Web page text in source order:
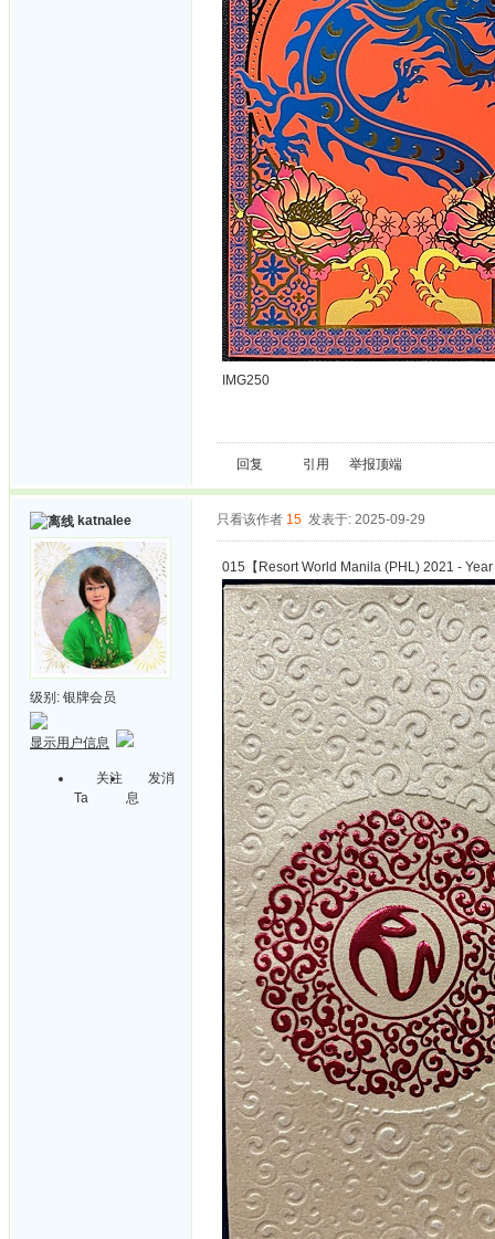
IMG250
回复 引用 举报顶端
katnalee
级别: 银牌会员
显示用户信息
关注
Ta
发消
息
只看该作者 15 发表于: 2025-09-29
015【Resort World Manila (PHL) 2021 - Year